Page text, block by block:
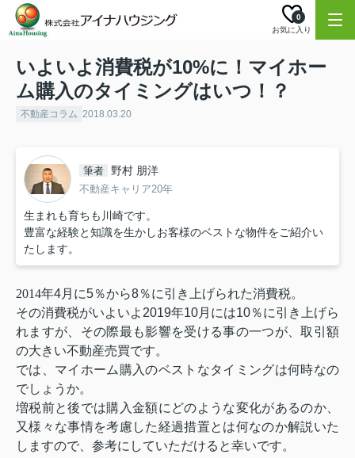
お気に入り
0
いよいよ消費税が10%に！マイホー
ム購入のタイミングはいつ！？
不動産コラム 2018.03.20
筆者 野村 朋洋
不動産キャリア20年
生まれも育ちも川崎です。
豊富な経験と知識を生かしお客様のベストな物件をご紹介い
たします。
2014年4月に5％から8％に引き上げられた消費税。
その消費税がいよいよ 2019年10月には10％に引き上げら
れますが、その際最も影響を受ける事の一つが、取引額
の大きい不動産売買です。
では、マイホーム購入のベストなタイミングは何時なの
でしょうか。
増税前と後では購入金額にどのような変化があるのか、
又様々な事情を考慮した経過措置とは何なのか解説いた
しますので、参考にしていただけると幸いです。